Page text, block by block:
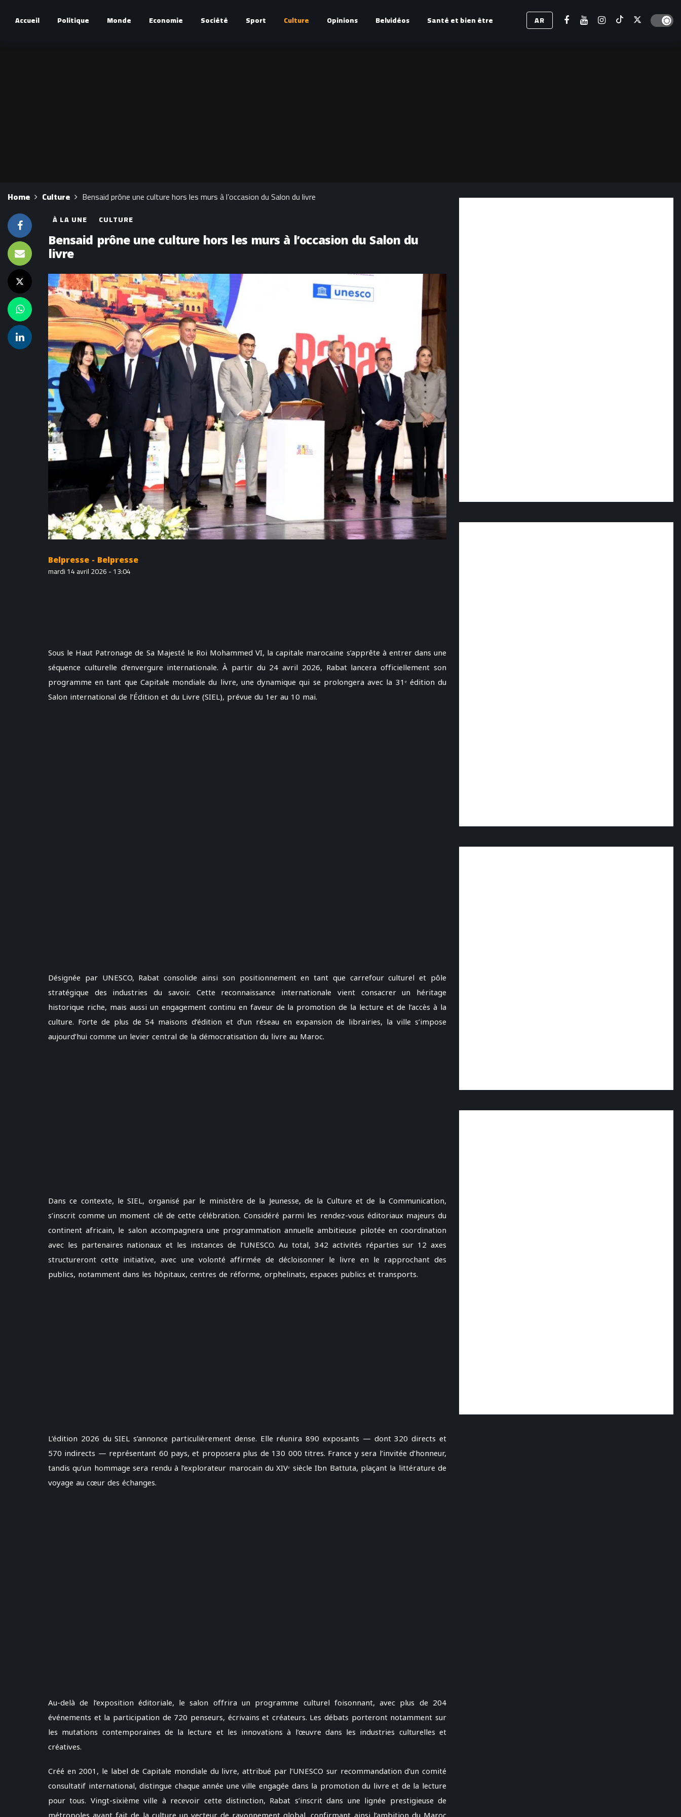
Accueil Politique Monde Economie Société Sport Culture Opinions Belvidéos Santé et bien être AR Dark
Home Culture Bensaid prône une culture hors les murs à l’occasion du Salon du livre
À LA UNE CULTURE
Bensaid prône une culture hors les murs à l’occasion du Salon du
livre
Belpresse - Belpresse
mardi 14 avril 2026 - 13:04
Sous le Haut Patronage de Sa Majesté le Roi Mohammed VI, la capitale marocaine s’apprête à entrer dans une
séquence culturelle d’envergure internationale. À partir du 24 avril 2026, Rabat lancera officiellement son
programme en tant que Capitale mondiale du livre, une dynamique qui se prolongera avec la 31ᵉ édition du
Salon international de l’Édition et du Livre (SIEL), prévue du 1er au 10 mai.
Désignée par UNESCO, Rabat consolide ainsi son positionnement en tant que carrefour culturel et pôle
stratégique des industries du savoir. Cette reconnaissance internationale vient consacrer un héritage
historique riche, mais aussi un engagement continu en faveur de la promotion de la lecture et de l’accès à la
culture. Forte de plus de 54 maisons d’édition et d’un réseau en expansion de librairies, la ville s’impose
aujourd’hui comme un levier central de la démocratisation du livre au Maroc.
Dans ce contexte, le SIEL, organisé par le ministère de la Jeunesse, de la Culture et de la Communication,
s’inscrit comme un moment clé de cette célébration. Considéré parmi les rendez-vous éditoriaux majeurs du
continent africain, le salon accompagnera une programmation annuelle ambitieuse pilotée en coordination
avec les partenaires nationaux et les instances de l’UNESCO. Au total, 342 activités réparties sur 12 axes
structureront cette initiative, avec une volonté affirmée de décloisonner le livre en le rapprochant des
publics, notamment dans les hôpitaux, centres de réforme, orphelinats, espaces publics et transports.
L’édition 2026 du SIEL s’annonce particulièrement dense. Elle réunira 890 exposants — dont 320 directs et
570 indirects — représentant 60 pays, et proposera plus de 130 000 titres. France y sera l’invitée d’honneur,
tandis qu’un hommage sera rendu à l’explorateur marocain du XIVᵉ siècle Ibn Battuta, plaçant la littérature de
voyage au cœur des échanges.
Au-delà de l’exposition éditoriale, le salon offrira un programme culturel foisonnant, avec plus de 204
événements et la participation de 720 penseurs, écrivains et créateurs. Les débats porteront notamment sur
les mutations contemporaines de la lecture et les innovations à l’œuvre dans les industries culturelles et
créatives.
Créé en 2001, le label de Capitale mondiale du livre, attribué par l’UNESCO sur recommandation d’un comité
consultatif international, distingue chaque année une ville engagée dans la promotion du livre et de la lecture
pour tous. Vingt-sixième ville à recevoir cette distinction, Rabat s’inscrit dans une lignée prestigieuse de